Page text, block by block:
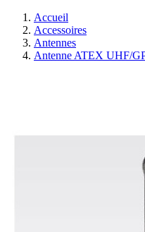
Accueil
Accessoires
Antennes
Antenne ATEX UHF/